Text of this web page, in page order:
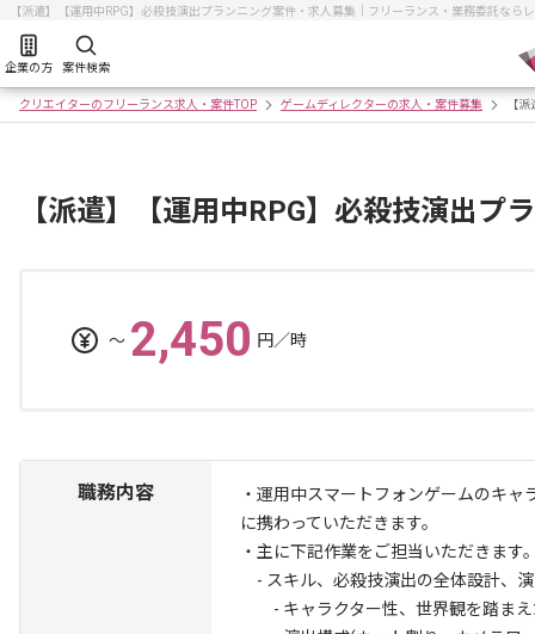
【派遣】【運用中RPG】必殺技演出プランニング案件・求人募集｜フリーランス・業務委託なら
企業の方 案件検索
クリエイターのフリーランス求人・案件TOP ゲームディレクターの求人・案件募集 【
【派遣】【運用中RPG】必殺技演出プ
〜 2,450 円／時
職務内容
・運用中スマートフォンゲームのキ
に携わっていただきます。
・主に下記作業をご担当いただきます
- スキル、必殺技演出の全体設計、
- キャラクター性、世界観を踏まえ